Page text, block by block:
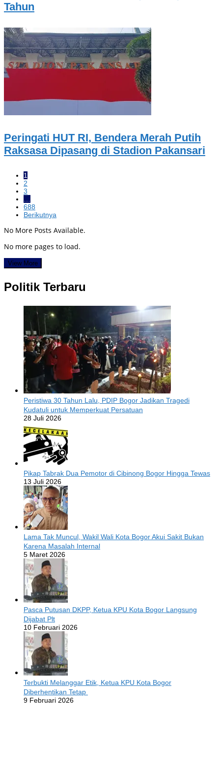
Tahun
Peringati HUT RI, Bendera Merah Putih
Raksasa Dipasang di Stadion Pakansari
1
2
3
…
688
Berikutnya
No More Posts Available.
No more pages to load.
View More
Politik Terbaru
Peristiwa 30 Tahun Lalu, PDIP Bogor Jadikan Tragedi
Kudatuli untuk Memperkuat Persatuan
28 Juli 2026
Pikap Tabrak Dua Pemotor di Cibinong Bogor Hingga Tewas
13 Juli 2026
Lama Tak Muncul, Wakil Wali Kota Bogor Akui Sakit Bukan
Karena Masalah Internal
5 Maret 2026
Pasca Putusan DKPP, Ketua KPU Kota Bogor Langsung
Dijabat Plt
10 Februari 2026
Terbukti Melanggar Etik, Ketua KPU Kota Bogor
Diberhentikan Tetap
9 Februari 2026